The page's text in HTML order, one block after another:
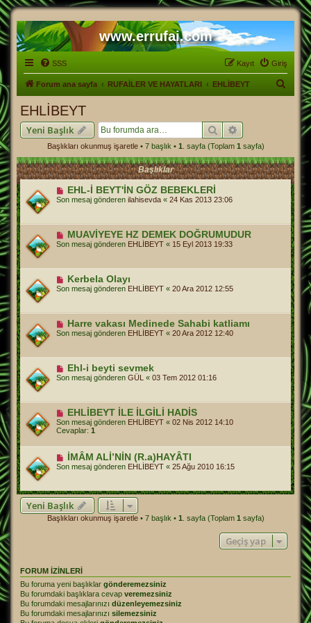
www.errufai.com
SSS Giriş
Kayıt
Forum ana sayfa RUFAİLER VE HAYATLARI EHLİBEYT
EHLİBEYT
Yeni Başlık Ara Gelişmiş arama
Başlıkları okunmuş işaretle• 7 başlık • 1 . sayfa (Toplam 1 sayfa)
Başlıklar
EHL-İ BEYT'İN GÖZ BEBEKLERİ
Son mesaj gönderen ilahisevda « 24 Kas 2013 23:06
MUAVİYEYE HZ DEMEK DOĞRUMUDUR
Son mesaj gönderen EHLİBEYT « 15 Eyl 2013 19:33
Kerbela Olayı
Son mesaj gönderen EHLİBEYT « 20 Ara 2012 12:55
Harre vakası Medinede Sahabi katliamı
Son mesaj gönderen EHLİBEYT « 20 Ara 2012 12:40
Ehl-i beyti sevmek
Son mesaj gönderen GÜL « 03 Tem 2012 01:16
EHLİBEYT İLE İLGİLİ HADİS
Son mesaj gönderen EHLİBEYT « 02 Nis 2012 14:10
Cevaplar: 1
İMÂM ALİ’NİN (R.a)HAYÂTI
Son mesaj gönderen EHLİBEYT « 25 Ağu 2010 16:15
Yeni Başlık
Başlıkları okunmuş işaretle• 7 başlık • 1 . sayfa (Toplam 1 sayfa)
Geçiş yap
FORUM IZINLERI
Bu foruma yeni başlıklar gönderemezsiniz
Bu forumdaki başlıklara cevap veremezsiniz
Bu forumdaki mesajlarınızı düzenleyemezsiniz
Bu forumdaki mesajlarınızı silemezsiniz